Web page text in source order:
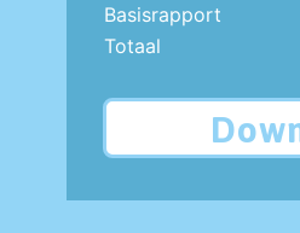
Basisrapport
Totaal